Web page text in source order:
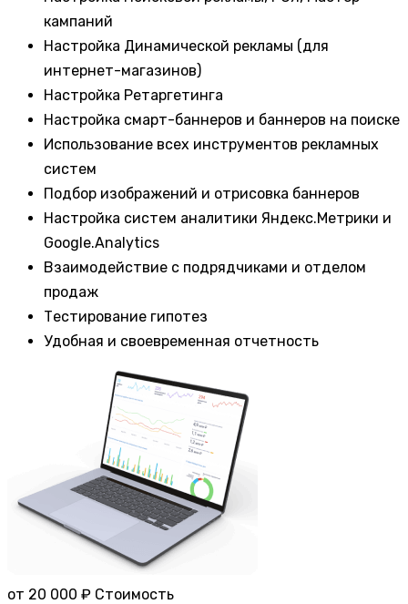
кампаний
Настройка Динамической рекламы (для
интернет-магазинов)
Настройка Ретаргетинга
Настройка смарт-баннеров и баннеров на поиске
Использование всех инструментов рекламных
систем
Подбор изображений и отрисовка баннеров
Настройка систем аналитики Яндекс.Метрики и
Google.Analytics
Взаимодействие с подрядчиками и отделом
продаж
Тестирование гипотез
Удобная и своевременная отчетность
от 20 000 ₽ Стоимость